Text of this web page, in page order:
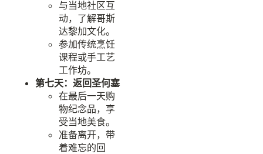
与当地社区互
动，了解哥斯
达黎加文化。
参加传统烹饪
课程或手工艺
工作坊。
第七天：返回圣何塞
在最后一天购
物纪念品，享
受当地美食。
准备离开，带
着难忘的回